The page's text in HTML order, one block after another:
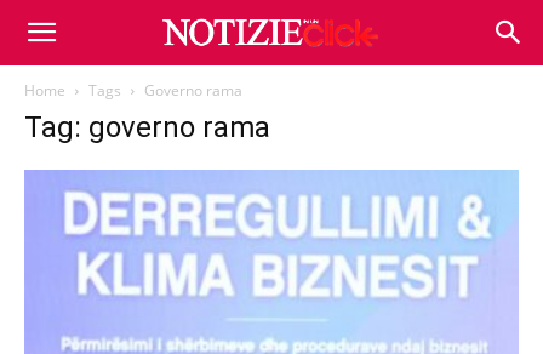
Home Tags Governo rama
Tag: governo rama